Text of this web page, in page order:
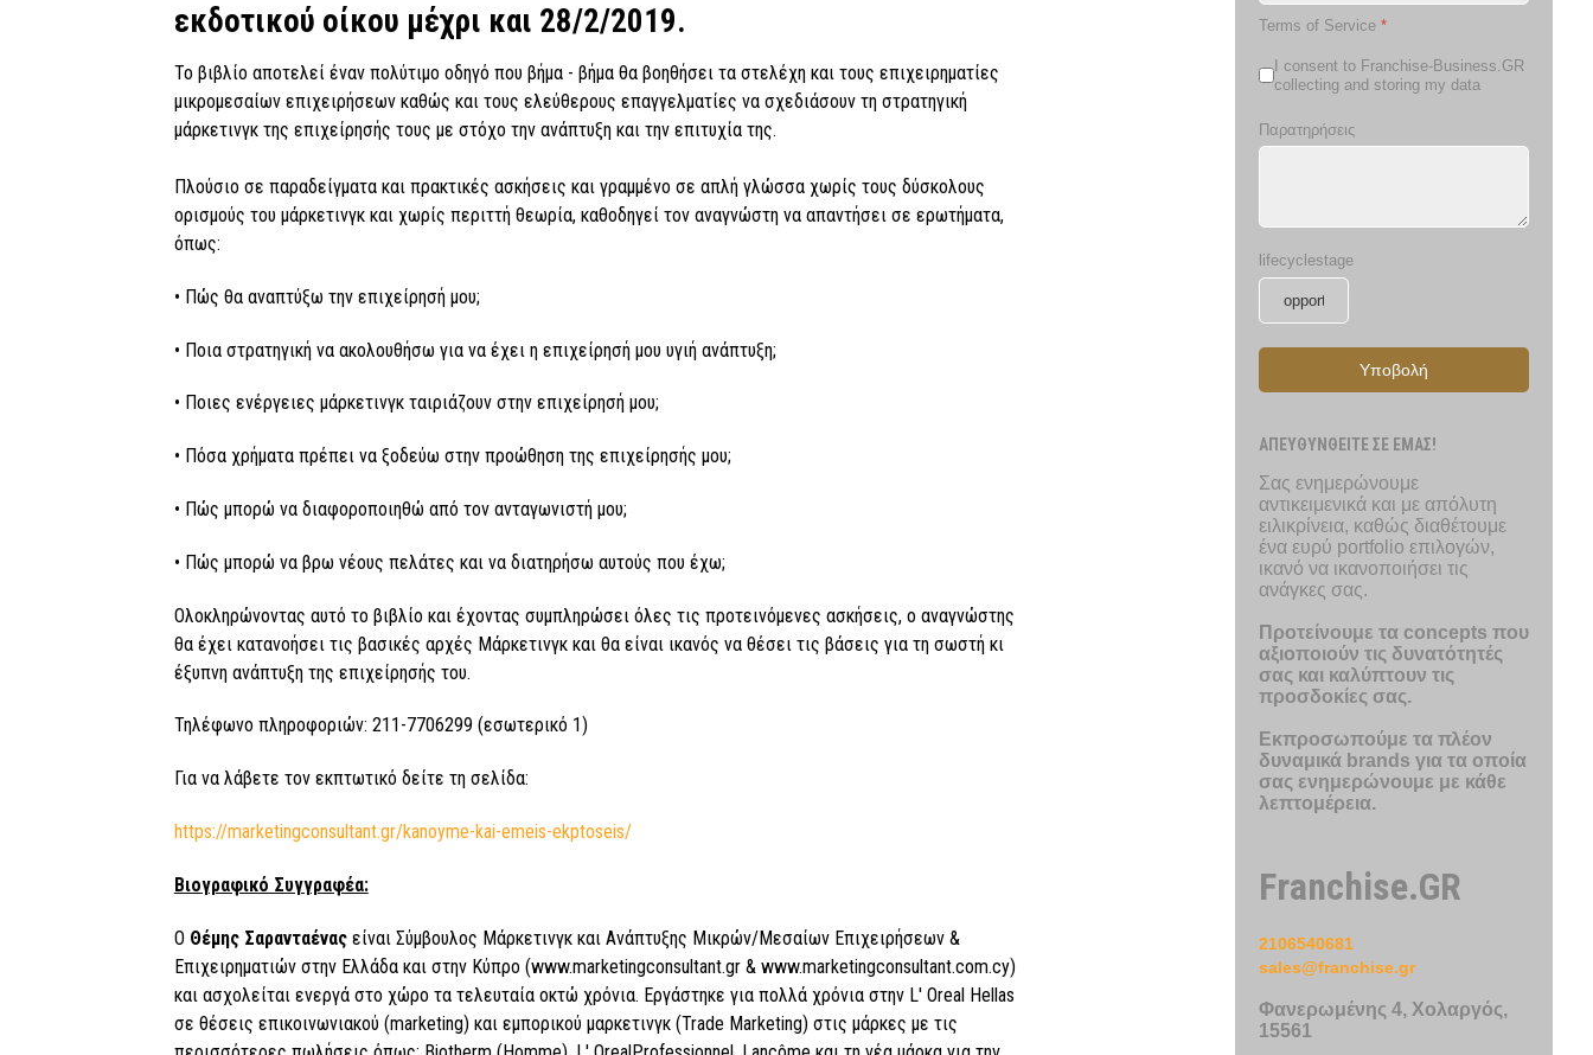
εκδοτικού οίκου μέχρι και 28/2/2019.
Το βιβλίο αποτελεί έναν πολύτιμο οδηγό που βήμα - βήμα θα βοηθήσει τα στελέχη και τους επιχειρηματίες
μικρομεσαίων επιχειρήσεων καθώς και τους ελεύθερους επαγγελματίες να σχεδιάσουν τη στρατηγική
μάρκετινγκ της επιχείρησής τους με στόχο την ανάπτυξη και την επιτυχία της.
Πλούσιο σε παραδείγματα και πρακτικές ασκήσεις και γραμμένο σε απλή γλώσσα χωρίς τους δύσκολους
ορισμούς του μάρκετινγκ και χωρίς περιττή θεωρία, καθοδηγεί τον αναγνώστη να απαντήσει σε ερωτήματα,
όπως:
• Πώς θα αναπτύξω την επιχείρησή μου;
• Ποια στρατηγική να ακολουθήσω για να έχει η επιχείρησή μου υγιή ανάπτυξη;
• Ποιες ενέργειες μάρκετινγκ ταιριάζουν στην επιχείρησή μου;
• Πόσα χρήματα πρέπει να ξοδεύω στην προώθηση της επιχείρησής μου;
• Πώς μπορώ να διαφοροποιηθώ από τον ανταγωνιστή μου;
• Πώς μπορώ να βρω νέους πελάτες και να διατηρήσω αυτούς που έχω;
Ολοκληρώνοντας αυτό το βιβλίο και έχοντας συμπληρώσει όλες τις προτεινόμενες ασκήσεις, ο αναγνώστης
θα έχει κατανοήσει τις βασικές αρχές Μάρκετινγκ και θα είναι ικανός να θέσει τις βάσεις για τη σωστή κι
έξυπνη ανάπτυξη της επιχείρησής του.
Τηλέφωνο πληροφοριών: 211-7706299 (εσωτερικό 1)
Για να λάβετε τον εκπτωτικό δείτε τη σελίδα:
https://marketingconsultant.gr/kanoyme-kai-emeis-ekptoseis/
Βιογραφικό Συγγραφέα:
Ο Θέμης Σαρανταέναςείναι Σύμβουλος Μάρκετινγκ και Ανάπτυξης Μικρών/Μεσαίων Επιχειρήσεων &
Επιχειρηματιών στην Ελλάδα και στην Κύπρο (www.marketingconsultant.gr & www.marketingconsultant.com.cy)
και ασχολείται ενεργά στο χώρο τα τελευταία οκτώ χρόνια. Εργάστηκε για πολλά χρόνια στην L' Oreal Hellas
σε θέσεις επικοινωνιακού (marketing) και εμπορικού μαρκετινγκ (Trade Marketing) στις μάρκες με τις
Terms of Service *
I consent to Franchise-Business.GR
collecting and storing my data
Παρατηρήσεις
lifecyclestage
Υποβολή
ΑΠΕΥΘΥΝΘΕΙΤΕ ΣΕ ΕΜΑΣ!
Σας ενημερώνουμε
αντικειμενικά και με απόλυτη
ειλικρίνεια, καθώς διαθέτουμε
ένα ευρύ portfolio επιλογών,
ικανό να ικανοποιήσει τις
ανάγκες σας.
Προτείνουμε τα concepts που
αξιοποιούν τις δυνατότητές
σας και καλύπτουν τις
προσδοκίες σας.
Εκπροσωπούμε τα πλέον
δυναμικά brands για τα οποία
σας ενημερώνουμε με κάθε
λεπτομέρεια.
Franchise.GR
2106540681
sales@franchise.gr
Φανερωμένης 4, Χολαργός,
15561